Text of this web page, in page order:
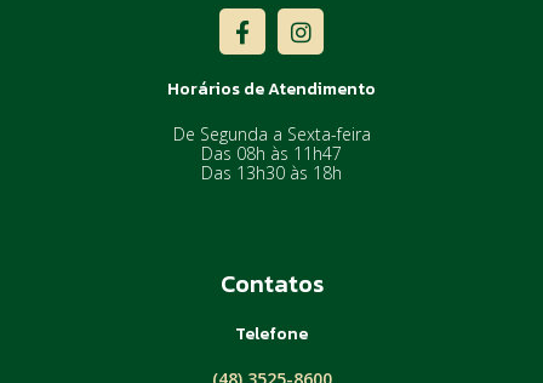
F
a
c
e
o
o
k
I
n
s
t
g
r
a
Horários de Atendimento
De Segunda a Sexta-feira
Das 08h às 11h47
Das 13h30 às 18h
Contatos
Telefone